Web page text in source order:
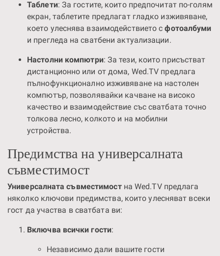
Таблети: За гостите, които предпочитат по-голям
екран, таблетите предлагат гладко изживяване,
което улеснява взаимодействието сфотоалбуми
и прегледа на сватбени актуализации.
Настолни компютри: За тези, които присъстват
дистанционно или от дома, Wed.TV предлага
пълнофункционално изживяване на настолен
компютър, позволявайки качване на високо
качество и взаимодействие със сватбата точно
толкова лесно, колкото и на мобилни
устройства.
Предимства на универсалната
съвместимост
Универсалната съвместимостна Wed.TV предлага
няколко ключови предимства, които улесняват всеки
гост да участва в сватбата ви:
Включва всички гости:
Независимо дали вашите гости